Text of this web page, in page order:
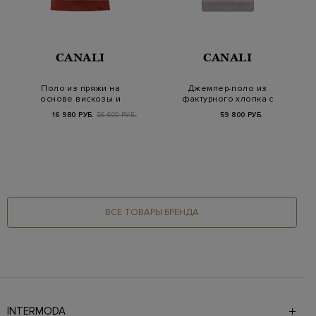
CANALI
Поло из пряжи на
основе вискозы и
16 980 РУБ. 56 600 РУБ.
CANALI
Джемпер-поло из
фактурного хлопка с
59 800 РУБ.
ВСЕ ТОВАРЫ БРЕНДА
INTERMODA